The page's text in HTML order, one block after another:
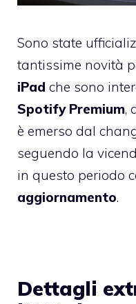
Sono state
tantissime novità
iPad che sono
Spotify Premium,
è emerso dal
seguendo la
in questo periodo
aggiornamento.
Dettagli